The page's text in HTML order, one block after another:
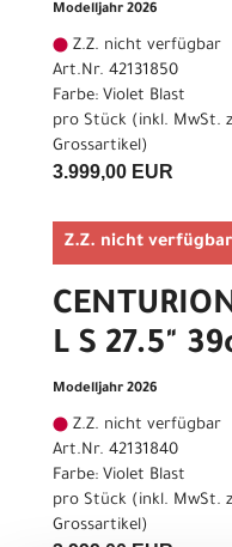
Modelljahr 2026
Z.Z. nicht verfügbar
Art.Nr. 42131850
Farbe: Violet Blast
pro Stück (inkl. MwSt.
Grossartikel)
3.999,00 EUR
Z.Z. nicht verfügbar
L S 27.5"
Modelljahr 2026
Z.Z. nicht verfügbar
Art.Nr. 42131840
Farbe: Violet Blast
pro Stück (inkl. MwSt.
Grossartikel)